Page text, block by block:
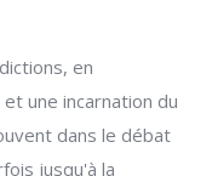
en
une incarnation du
dans le débat
jusqu'à la